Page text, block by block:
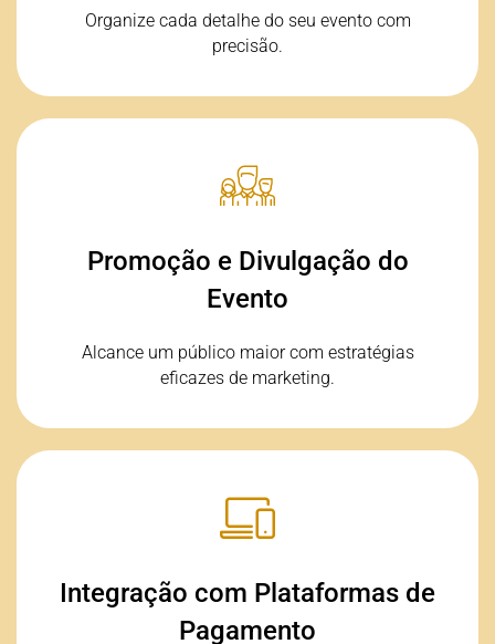
Organize cada detalhe do seu evento com
precisão.
do evento estão cuidadosamente coordenados.
Promoção e Divulgação do
Evento
Alcance um público maior com estratégias
eficazes de marketing.
Promoção e Divulgação do
Evento
Utilizamos estratégias de marketing digital para
participação e envolvimento.
Integração com Plataformas de
Pagamento
Integração com Plataformas de
Pagamento
Integramos vários métodos de pagamento para